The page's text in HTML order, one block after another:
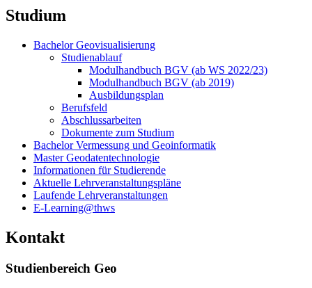
Studium
Bachelor Geovisualisierung
Studienablauf
Modulhandbuch BGV (ab WS 2022/23)
Modulhandbuch BGV (ab 2019)
Ausbildungsplan
Berufsfeld
Abschlussarbeiten
Dokumente zum Studium
Bachelor Vermessung und Geoinformatik
Master Geodatentechnologie
Informationen für Studierende
Aktuelle Lehrveranstaltungspläne
Laufende Lehrveranstaltungen
E-Learning@thws
Kontakt
Studienbereich Geo